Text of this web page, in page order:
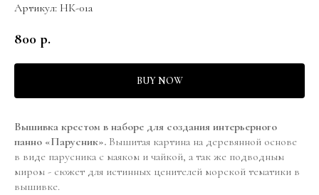
Артикул: НК-01а
800 р.
BUY NOW
Вышивка крестом в наборе для создания интерьерного
панно «Парусник». Вышитая картина на деревянной основе
в виде парусника с маяком и чайкой, а так же подводным
миром - сюжет для истинных ценителей морской тематики в
вышивке.